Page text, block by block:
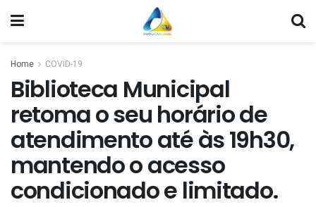
Home COVID-19
Biblioteca Municipal
retoma o seu horário de
atendimento até às 19h30,
mantendo o acesso
condicionado e limitado.